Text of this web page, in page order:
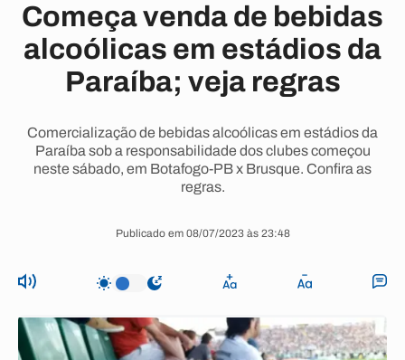
Começa venda de bebidas
alcoólicas em estádios da
Paraíba; veja regras
Comercialização de bebidas alcoólicas em estádios da
Paraíba sob a responsabilidade dos clubes começou
neste sábado, em Botafogo-PB x Brusque. Confira as
regras.
Publicado em 08/07/2023 às 23:48